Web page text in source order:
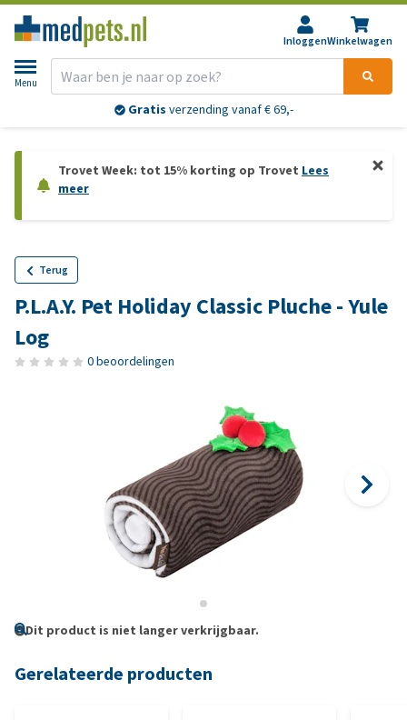
InloggenWinkelwagen
Menu
Gratis verzending vanaf € 69,-
Trovet Week: tot 15% korting op Trovet Lees
meer
Terug
P.L.A.Y. Pet Holiday Classic Pluche - Yule
Log
0 beoordelingen
Dit product is niet langer verkrijgbaar.
Gerelateerde producten